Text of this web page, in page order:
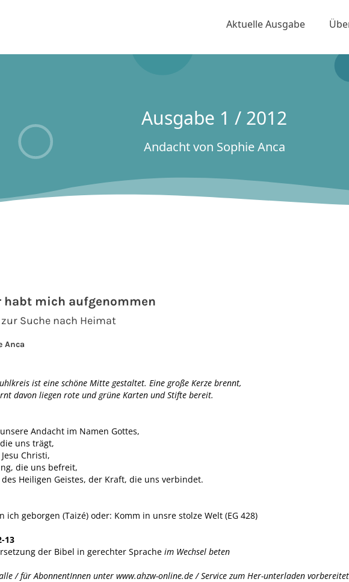
Aktuelle Ausgabe
Ausgabe 1 / 2012
Andacht von Sophie Anca
habt mich aufgenommen
Suche nach Heimat
Anca
ist eine schöne Mitte gestaltet. Eine große Kerze brennt,
davon liegen rote und grüne Karten und Stifte bereit.
Andacht im Namen Gottes,
uns trägt,
Christi,
die uns befreit,
Heiligen Geistes, der Kraft, die uns verbindet.
ich geborgen (Taizé) oder: Komm in unsre stolze Welt (EG 428)
13
der Bibel in gerechter Spracheim Wechsel beten
/ für AbonnentInnen unter www.ahzw-online.de / Service zum Her-unterladen vorbereitet